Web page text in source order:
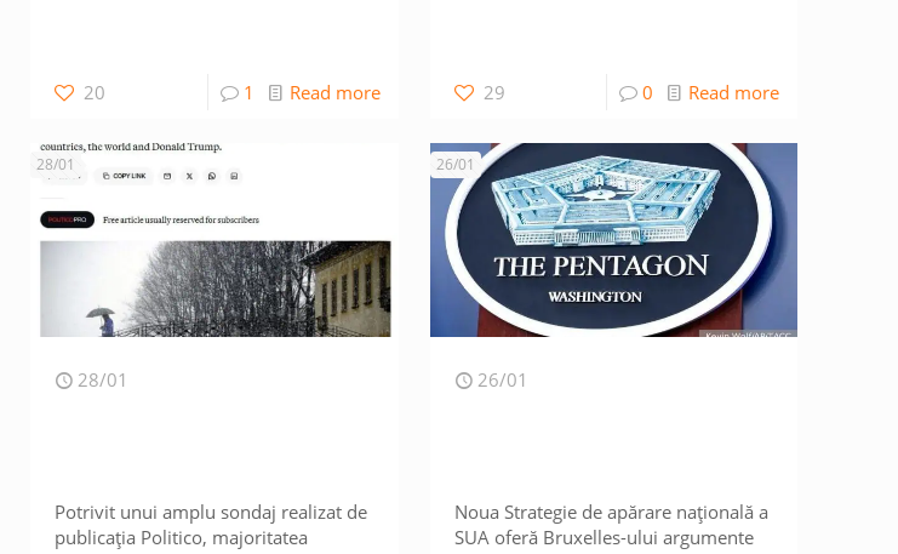
20 1 Read more 29 0 Read more
28/01
28/01
Potrivit unui amplu sondaj realizat de
publicația Politico, majoritatea
26/01
26/01
Noua Strategie de apărare națională a
SUA oferă Bruxelles-ului argumente